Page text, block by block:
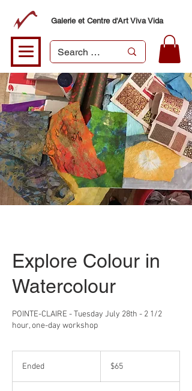
Galerie et Centre d'Art Viva Vida
Explore Colour in
Watercolour
POINTE-CLAIRE - Tuesday July 28th - 2 1/2
hour, one-day workshop
Ended
Canadian
dollars
$65